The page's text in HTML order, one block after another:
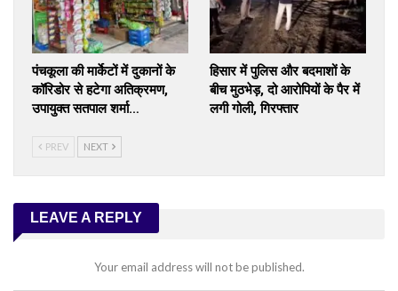
पंचकूला की मार्केटों में दुकानों के
कॉरिडोर से हटेगा अतिक्रमण,
उपायुक्त सतपाल शर्मा…
हिसार में पुलिस और बदमाशों के
बीच मुठभेड़, दो आरोपियों के पैर में
लगी गोली, गिरफ्तार
PREV NEXT
LEAVE A REPLY
Your email address will not be published.